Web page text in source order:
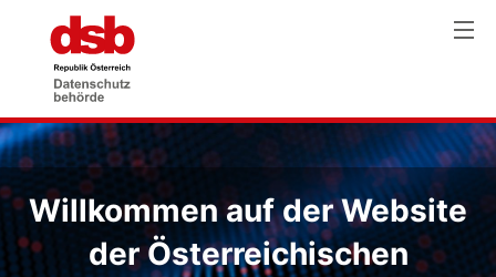
Willkommen auf der Website
der Österreichischen